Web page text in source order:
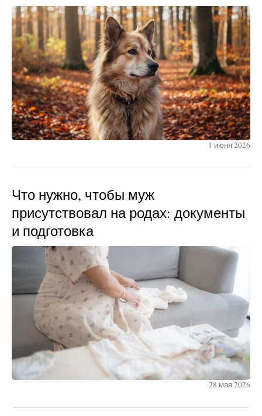
1 июня 2026
Что нужно, чтобы муж
присутствовал на родах: документы
и подготовка
28 мая 2026